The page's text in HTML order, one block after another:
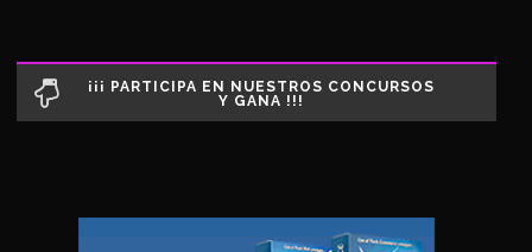
¡¡¡ PARTICIPA EN NUESTROS CONCURSOS
Y GANA !!!